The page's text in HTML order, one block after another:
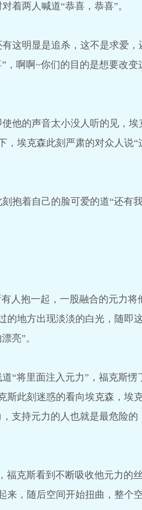
人喊道“恭喜，恭喜”。
显是追杀，这不是求爱，还
，啊啊~你们的目的是想要改
声音太小没人听的见，埃克
，埃克森此刻严肃的对众人说
自己的脸可爱的道“还有我
一起，一股融合的元力将他
的地方出现淡淡的白光，随即
亮”。
面注入元力”，福克斯愣了
斯此刻迷惑的看向埃克森，埃
支持元力的人也就是最危险
看到不断吸收他元力的丝
，随后空间开始扭曲，整个